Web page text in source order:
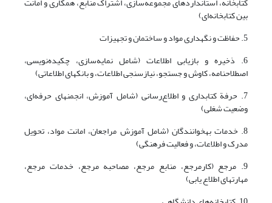
بین کتابخانه‌ای)
5. حفاظت و نگهداری مواد و ساختمان و تجهیزات
6. ذخیره و بازیابی اطلاعات (شامل نمایه‌سازی، چکیده‌نویسی،
اصطلاحنامه، کاوش و جستجو، نیازسنجی اطلاعات، و بانکهای اطلاعاتی)
7. حرفة کتابداری و اطلاع‌رسانی (شامل آموزش، انجمنهای حرفه‌ای،
وضعیت شغلی)
8. خدمات به­خوانندگان (شامل آموزش مراجعان، امانت مواد، تحویل
مدرک و اطلاعات، و فعالیت فرهنگی)
9. مرجع (کارمرجع، منابع مرجع، مصاحبه مرجع، خدمات مرجع،
مهارتهای اطلاع یابی)